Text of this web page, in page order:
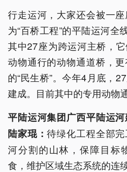
行走运河，大家还会被一
为“百桥工程”的平陆运河全
其中27座为跨运河主桥，
动物通行的动物通道桥，
的“民生桥”。今年4月底，
建成。目前其中的专用动物
平陆运河集团广西平陆运
陆家琨：待绿化工程全部
河分割的山林，保障目标
食，维护区域生态系统的连